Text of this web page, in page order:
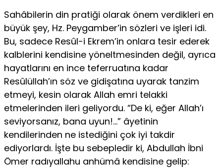
Sahâbilerin din pratiği olarak önem verdikleri en
büyük şey, Hz. Peygamber’in sözleri ve işleri idi.
Bu, sadece Resûl-i Ekrem’in onlara tesir ederek
kalblerini kendisine yöneltmesinden değil, ayrıca
hayatlarını en ince teferruatına kadar
Resûlüllah’ın söz ve gidişatına uyarak tanzim
etmeyi, kesin olarak Allah emri telakki
etmelerinden ileri geliyordu. “De ki, eğer Allah’ı
seviyorsanız, bana uyun!…” âyetinin
kendilerinden ne istediğini çok iyi takdir
ediyorlardı. İşte bu sebepledir ki, Abdullah İbni
Ömer radıyallahu anhümâ kendisine gelip: